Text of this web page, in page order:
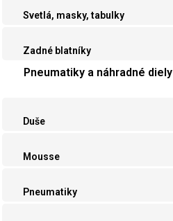
Svetlá, masky, tabulky
Zadné blatníky
Pneumatiky a náhradné diely
Duše
Mousse
Pneumatiky